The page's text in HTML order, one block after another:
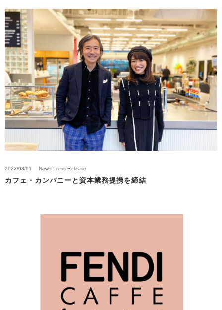
2023/03/01 News Press Release
カフェ・カンパニーと資本業務提携を締結